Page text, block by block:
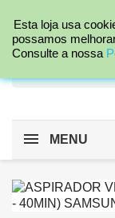

MENU
Esta loja usa
possamos
Consulte a nossa